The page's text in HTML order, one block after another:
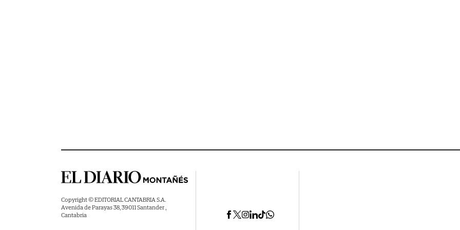
Copyright © EDITORIAL CANTABRIA S.A.
Avenida de Parayas 38, 39011 Santander ,
Cantabria